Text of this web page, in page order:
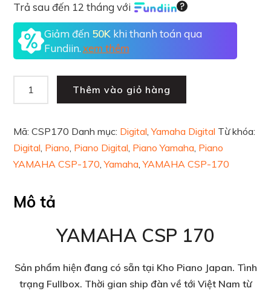
Trả sau đến 12 tháng với
Giảm đến 50K khi thanh toán qua
Fundiin. xem thêm
Thêm vào giỏ hàng
Mã:CSP170 Danh mục: Digital,Yamaha Digital Từ khóa:
Digital, Piano, Piano Digital, Piano Yamaha, Piano
YAMAHA CSP-170,Yamaha,YAMAHA CSP-170
Mô tả
YAMAHA CSP 170
Sản phẩm hiện đang có sẵn tại Kho Piano Japan. Tình
trạng Fullbox. Thời gian ship đàn về tới Việt Nam từ